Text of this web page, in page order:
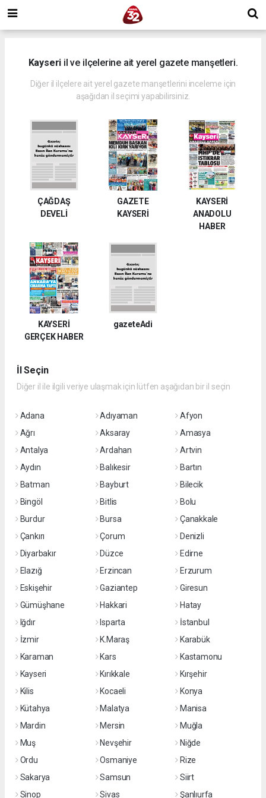
Kayseri il ve ilçelerine ait yerel gazete manşetleri.
Diğer il ilçelere ait yerel gazete manşetlerini inceleme için
aşağıdan il seçimi yapabilirsiniz.
ÇAĞDAŞ
DEVELİ
GAZETE
KAYSERİ
KAYSERİ
ANADOLU
HABER
KAYSERİ
GERÇEK HABER
gazeteAdi
İl Seçin
Diğer il ile ilgili veriye ulaşmak için lütfen aşağıdan bir il seçin
Adana Adıyaman
Afyon
Ağrı
Aksaray
Amasya
Antalya
Ardahan
Artvin
Aydın
Balıkesir
Bartın
Batman
Bayburt
Bilecik
Bingöl
Bitlis
Bolu
Burdur
Bursa
Çanakkale
Çankırı
Çorum
Denizli
Diyarbakır
Düzce
Edirne
Elazığ
Erzincan
Erzurum
Eskişehir
Gaziantep
Giresun
Gümüşhane
Hakkari
Hatay
Iğdır
Isparta
İstanbul
İzmir
K.Maraş
Karabük
Karaman
Kars
Kastamonu
Kayseri
Kırıkkale
Kırşehir
Kilis
Kocaeli
Konya
Kütahya
Malatya
Manisa
Mardin
Mersin
Muğla
Muş
Nevşehir
Niğde
Ordu
Osmaniye
Rize
Sakarya
Samsun
Siirt
Sinop
Sivas Şanlıurfa